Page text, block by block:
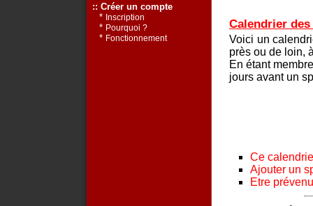
Calendrier
Voici un
près ou de loin,
En étant
jours avant un
Ce
Ajouter un
Etre
:: Créer un compte
* Inscription
* Pourquoi ?
* Fonctionnement